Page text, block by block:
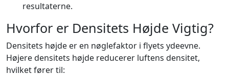
resultaterne.
Hvorfor er Densitets Højde Vigtig?
Densitets højde er en nøglefaktor i flyets ydeevne.
Højere densitets højde reducerer luftens densitet,
hvilket fører til: